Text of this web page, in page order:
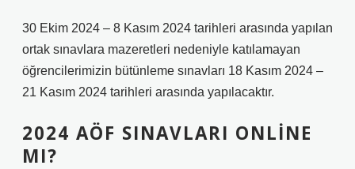
30 Ekim 2024 – 8 Kasım 2024 tarihleri ​​arasında yapılan
ortak sınavlara mazeretleri nedeniyle katılamayan
öğrencilerimizin bütünleme sınavları 18 Kasım 2024 –
21 Kasım 2024 tarihleri ​​arasında yapılacaktır.
2024 AÖF SINAVLARI ONLINE
MI?